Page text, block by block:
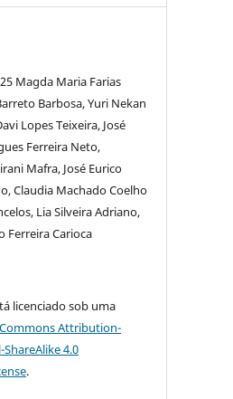
Magda Maria Farias
Barbosa, Yuri Nekan
Lopes Teixeira, José
Ferreira Neto,
Mafra, José Eurico
Claudia Machado Coelho
Lia Silveira Adriano,
Ferreira Carioca
licenciado sob uma
Attribution-
4.0
.